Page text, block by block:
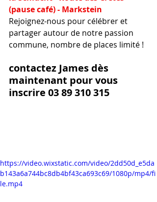
(pause café) - Markstein
Rejoignez-nous pour célébrer et
partager autour de notre passion
commune, nombre de places limité !
contactez James dès
maintenant pour vous
inscrire 03 89 310 315
https://video.wixstatic.com/video/2dd50d_e5da
b143a6a744bc8db4bf43ca693c69/1080p/mp4/fi
le.mp4